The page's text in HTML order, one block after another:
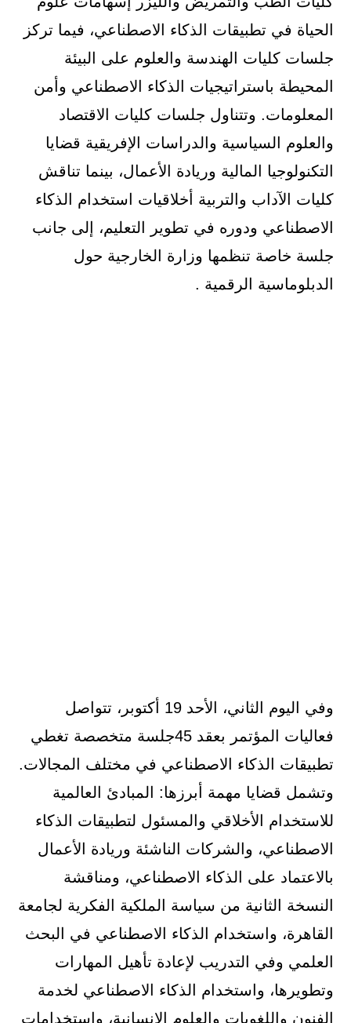
الحياة في تطبيقات الذكاء الاصطناعي، فيما تركز
جلسات كليات الهندسة والعلوم على البيئة
المحيطة باستراتيجيات الذكاء الاصطناعي وأمن
المعلومات. وتتناول جلسات كليات الاقتصاد
والعلوم السياسية والدراسات الإفريقية قضايا
التكنولوجيا المالية وريادة الأعمال، بينما تناقش
كليات الآداب والتربية أخلاقيات استخدام الذكاء
الاصطناعي ودوره في تطوير التعليم، إلى جانب
جلسة خاصة تنظمها وزارة الخارجية حول
الدبلوماسية الرقمية .
وفي اليوم الثاني، الأحد 19 أكتوبر، تتواصل
فعاليات المؤتمر بعقد 45جلسة متخصصة تغطي
تطبيقات الذكاء الاصطناعي في مختلف المجالات.
وتشمل قضايا مهمة أبرزها: المبادئ العالمية
للاستخدام الأخلاقي والمسئول لتطبيقات الذكاء
الاصطناعي، والشركات الناشئة وريادة الأعمال
بالاعتماد على الذكاء الاصطناعي، ومناقشة
النسخة الثانية من سياسة الملكية الفكرية لجامعة
القاهرة، واستخدام الذكاء الاصطناعي في البحث
العلمي وفي التدريب لإعادة تأهيل المهارات
وتطويرها، واستخدام الذكاء الاصطناعي لخدمة
الفنون واللغويات والعلوم الإنسانية، واستخدامات